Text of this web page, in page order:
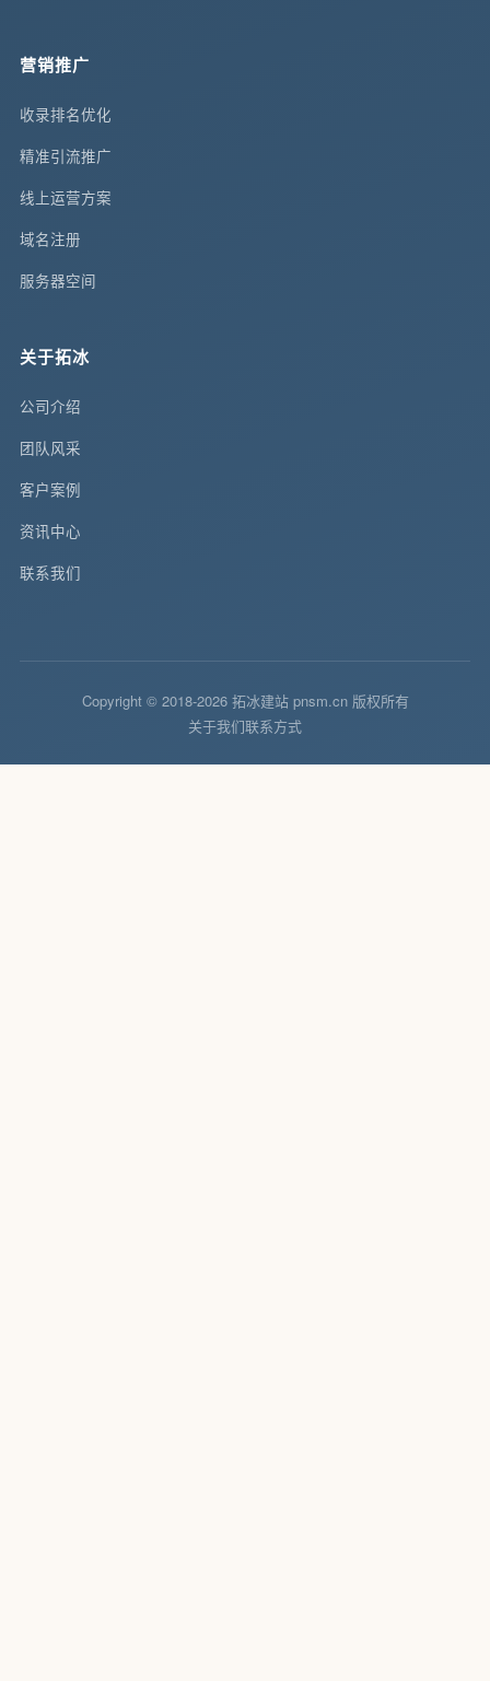
营销推广
收录排名优化
精准引流推广
线上运营方案
域名注册
服务器空间
关于拓冰
公司介绍
团队风采
客户案例
资讯中心
联系我们
Copyright © 2018-2026 拓冰建站 pnsm.cn 版权所有
关于我们联系方式